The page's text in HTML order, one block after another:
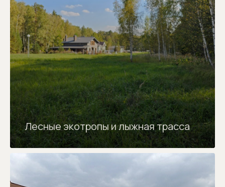
Лесные экотропы и лыжная трасса